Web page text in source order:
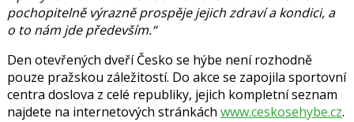
pochopitelně výrazně prospěje jejich zdraví a kondici, a
o to nám jde především.“
Den otevřených dveří Česko se hýbe není rozhodně
pouze pražskou záležitostí. Do akce se zapojila sportovní
centra doslova z celé republiky, jejich kompletní seznam
najdete na internetových stránkách www.ceskosehybe.cz.